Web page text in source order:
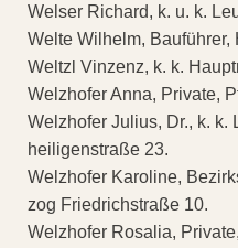
Welser Richard, k. u. k.
Welte Wilhelm, Bauführer,
Weltzl Vinzenz, k. k.
Welzhofer Anna, Private,
Welzhofer Julius, Dr., k. k.
heiligenstraße 23.
Welzhofer Karoline,
zog Friedrichstraße 10.
Welzhofer Rosalia,